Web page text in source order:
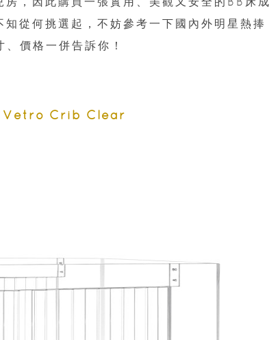
從何挑選起，不妨參考一下國內外明星熱捧
價格一併告訴你！
Vetro Crib Clear